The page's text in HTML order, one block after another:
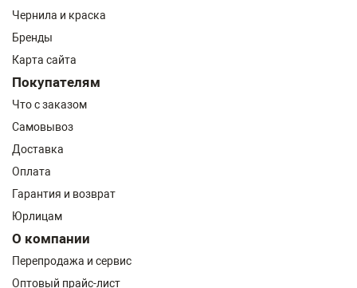
Чернила и краска
Бренды
Карта сайта
Покупателям
Что с заказом
Самовывоз
Доставка
Оплата
Гарантия и возврат
Юрлицам
О компании
Перепродажа и сервис
Оптовый прайс-лист